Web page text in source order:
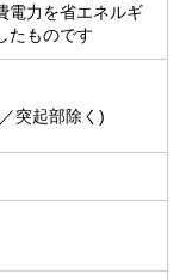
電力を省エネルギ
たものです
突起部除く)